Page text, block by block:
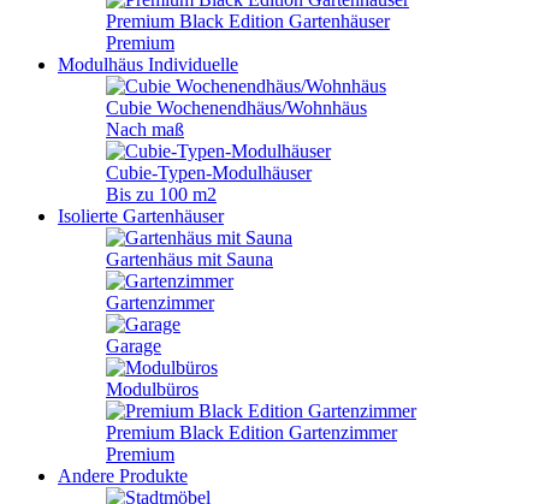
Premium Black Edition Gartenhäuser
Premium
Modulhäus Individuelle
Cubie Wochenendhäus/Wohnhäus
Nach maß
Cubie-Typen-Modulhäuser
Bis zu 100 m2
Isolierte Gartenhäuser
Gartenhäus mit Sauna
Gartenzimmer
Garage
Modulbüros
Premium Black Edition Gartenzimmer
Premium
Andere Produkte